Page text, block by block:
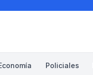
Policiales